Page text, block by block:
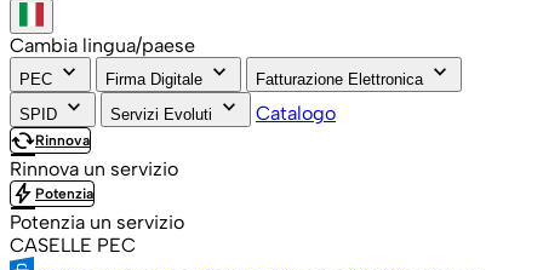
Cambia lingua/paese
PEC keyboard_arrow_down Firma Digitale keyboard_arrow_down Fatturazione Elettronica keyboard_arrow_down
SPID keyboard_arrow_down Servizi Evoluti keyboard_arrow_down Catalogo
cachedRinnova
Rinnova un servizio
bolt Potenzia
Potenzia un servizio
CASELLE PEC